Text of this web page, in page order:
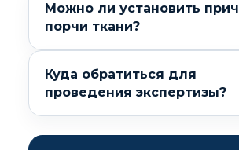
Можно ли установить
порчи ткани?
Куда обратиться для
проведения экспертизы?